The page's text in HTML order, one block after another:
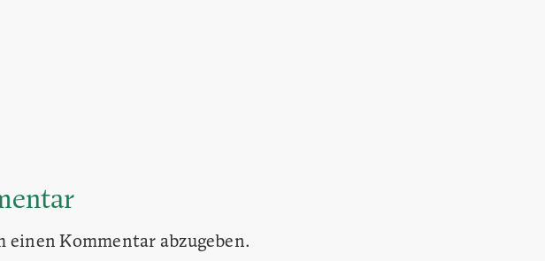
einen Kommentar abzugeben.